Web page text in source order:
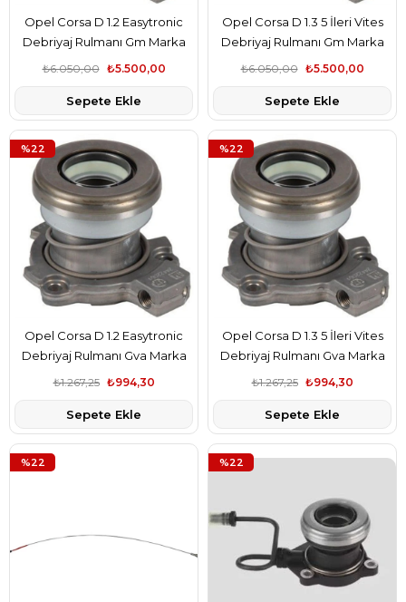
Opel Corsa D 1.2 Easytronic
Debriyaj Rulmanı Gm Marka
5679333₺5.500,00
₺6.050,00
Sepete Ekle
Opel Corsa D 1.3 5 İleri Vites
Debriyaj Rulmanı Gm Marka
5679333₺5.500,00
₺6.050,00
Sepete Ekle
Opel Corsa D 1.2 Easytronic
Debriyaj Rulmanı Gva Marka
5679333₺994,30
₺1.267,25
Sepete Ekle
%22
Opel Corsa D 1.3 5 İleri Vites
Debriyaj Rulmanı Gva Marka
5679333₺994,30
₺1.267,25
Sepete Ekle
%22
%22 %22